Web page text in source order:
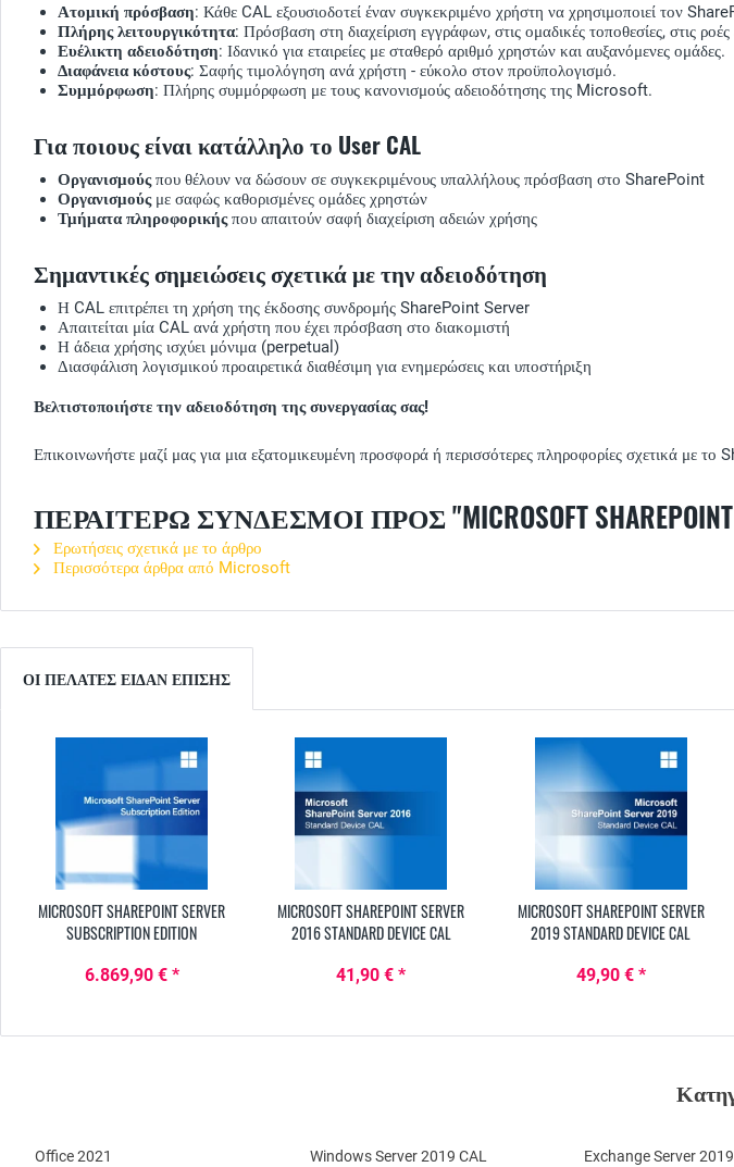
Ατομική πρόσβαση: Κάθε CAL εξουσιοδοτεί έναν συγκεκριμένο χρήστη να χρησιμοποιεί τον
Πλήρης λειτουργικότητα: Πρόσβαση στη διαχείριση εγγράφων, στις ομαδικές τοποθεσίες, στις ροές
Ευέλικτη αδειοδότηση: Ιδανικό για εταιρείες με σταθερό αριθμό χρηστών και αυξανόμενες ομάδες.
Διαφάνεια κόστους: Σαφής τιμολόγηση ανά χρήστη - εύκολο στον προϋπολογισμό.
Συμμόρφωση: Πλήρης συμμόρφωση με τους κανονισμούς αδειοδότησης της Microsoft.
Για ποιους είναι κατάλληλο το User CAL
Οργανισμούςπου θέλουν να δώσουν σε συγκεκριμένους υπαλλήλους πρόσβαση στο SharePoint
Οργανισμούςμε σαφώς καθορισμένες ομάδες χρηστών
Τμήματα πληροφορικήςπου απαιτούν σαφή διαχείριση αδειών χρήσης
Σημαντικές σημειώσεις σχετικά με την αδειοδότηση
Η CAL επιτρέπει τη χρήση της έκδοσης συνδρομής SharePoint Server
Απαιτείται μία CAL ανά χρήστη που έχει πρόσβαση στο διακομιστή
Η άδεια χρήσης ισχύει μόνιμα (perpetual)
Διασφάλιση λογισμικού προαιρετικά διαθέσιμη για ενημερώσεις και υποστήριξη
Βελτιστοποιήστε την αδειοδότηση της συνεργασίας σας!
Επικοινωνήστε μαζί μας για μια εξατομικευμένη προσφορά ή περισσότερες πληροφορίες σχετικά με
ΠΕΡΑΙΤΈΡΩ ΣΎΝΔΕΣΜΟΙ ΠΡΟΣ "MICROSOFT SHAREPOINT
Ερωτήσεις σχετικά με το άρθρο
Περισσότερα άρθρα από Microsoft
ΟΙ ΠΕΛΆΤΕΣ ΕΊΔΑΝ ΕΠΊΣΗΣ
MICROSOFT SHAREPOINT SERVER
SUBSCRIPTION EDITION
6.869,90 € *
MICROSOFT SHAREPOINT SERVER
2016 STANDARD DEVICE CAL
41,90 € *
MICROSOFT SHAREPOINT SERVER
2019 STANDARD DEVICE CAL
49,90 € *
Office 2021
Exchange Server 2019
Windows Server 2019 CAL